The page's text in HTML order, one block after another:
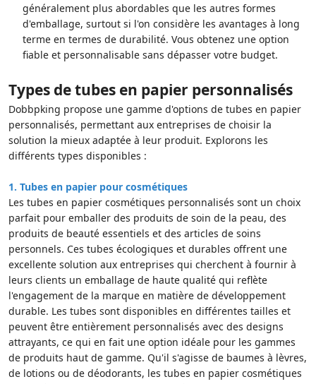
généralement plus abordables que les autres formes
d'emballage, surtout si l'on considère les avantages à long
terme en termes de durabilité. Vous obtenez une option
fiable et personnalisable sans dépasser votre budget.
Types de tubes en papier personnalisés
Dobbpking propose une gamme d'options de tubes en papier
personnalisés, permettant aux entreprises de choisir la
solution la mieux adaptée à leur produit. Explorons les
différents types disponibles :
1. Tubes en papier pour cosmétiques
Les tubes en papier cosmétiques personnalisés sont un choix
parfait pour emballer des produits de soin de la peau, des
produits de beauté essentiels et des articles de soins
personnels. Ces tubes écologiques et durables offrent une
excellente solution aux entreprises qui cherchent à fournir à
leurs clients un emballage de haute qualité qui reflète
l'engagement de la marque en matière de développement
durable. Les tubes sont disponibles en différentes tailles et
peuvent être entièrement personnalisés avec des designs
attrayants, ce qui en fait une option idéale pour les gammes
de produits haut de gamme. Qu'il s'agisse de baumes à lèvres,
de lotions ou de déodorants, les tubes en papier cosmétiques